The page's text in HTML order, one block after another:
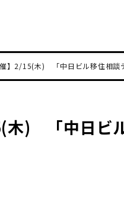
催】2/15(木) 「中日ビル移住相談
木) 「中日ビ